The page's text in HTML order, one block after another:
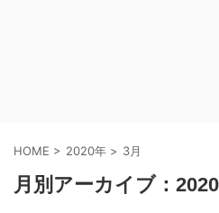
HOME > 2020年 > 3月
月別アーカイブ：